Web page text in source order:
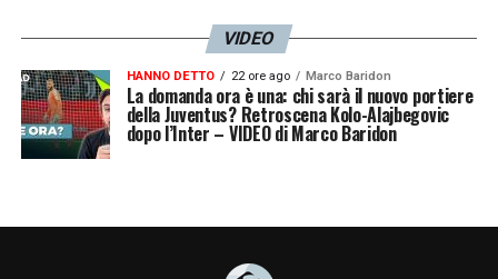
VIDEO
HANNO DETTO 22 ore ago Marco Baridon
La domanda ora è una: chi sarà il nuovo portiere
della Juventus? Retroscena Kolo-Alajbegovic
dopo l’Inter – VIDEO di Marco Baridon